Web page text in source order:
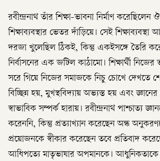
রবীন্দ্রনাথ তাঁর শিক্ষা-ভাবনা নির্মাণ করেছিলেন
শিক্ষাব্যবস্থার ভেতর দাঁড়িয়ে। সেই
দরজা খুলেছিল ঠিকই, কিন্তু একইসঙ্গে তৈরি
নির্বাসনের এক জটিল কাঠামো। শিক্ষার্থী নিজের
সরে গিয়ে নিজের সমাজকে নিচু চোখে দেখতে
বিচ্ছিন্ন হয়, মুখস্থবিদ্যায় অভ্যস্ত হয় এবং
স্বাভাবিক সম্পর্ক হারায়। রবীন্দ্রনাথ পাশ্চাত্য
করেননি, কিন্তু প্রত্যাখ্যান করেছেন অন্ধ
প্রয়োজনকে স্বীকার করেছেন তবে প্রতিবাদ
আধিপত্যে মাতৃভাষার অপমানকে। আধুনিকতাকে